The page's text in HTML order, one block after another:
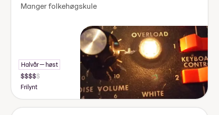
Manger folkehøgskule
Halvår — høst
Frilynt